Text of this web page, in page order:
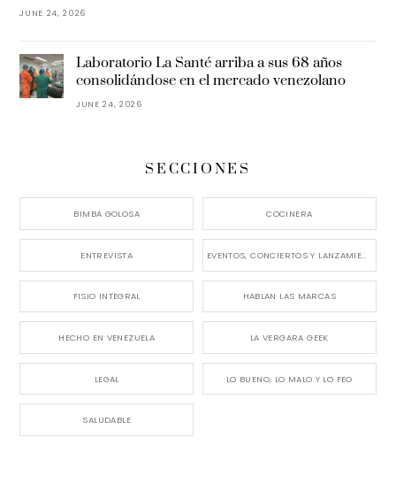
JUNE 24, 2026
Laboratorio La Santé arriba a sus 68 años
consolidándose en el mercado venezolano
JUNE 24, 2026
SECCIONES
BIMBA GOLOSA COCINERA
ENTREVISTA EVENTOS, CONCIERTOS Y LANZAMIENTOS
FISIO INTEGRAL HABLAN LAS MARCAS
HECHO EN VENEZUELA LA VERGARA GEEK
LEGAL LO BUENO, LO MALO Y LO FEO
SALUDABLE